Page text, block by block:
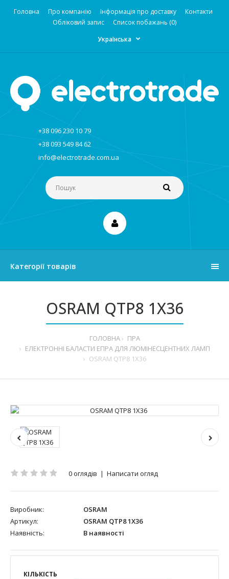
Головна Про компанію Інформація про доставку
Контакти
Обліковий запис
Список побажань (0)
Українська
+38 096 230 10 79
+38 093 549 84 62
info@electrotrade.com.ua
Категорії товарів
OSRAM QTP8 1X36
ГОЛОВНА
ПРА
ЕЛЕКТРОННІ БАЛАСТИ ЕПРА ДЛЯ ЛЮМІНЕСЦЕНТНИХ ЛАМП
OSRAM QTP8 1X36
0 оглядів | Написати огляд
Виробник:
OSRAM
Артикул:
OSRAM QTP8 1X36
Наявність:
В наявності
КІЛЬКІСТЬ